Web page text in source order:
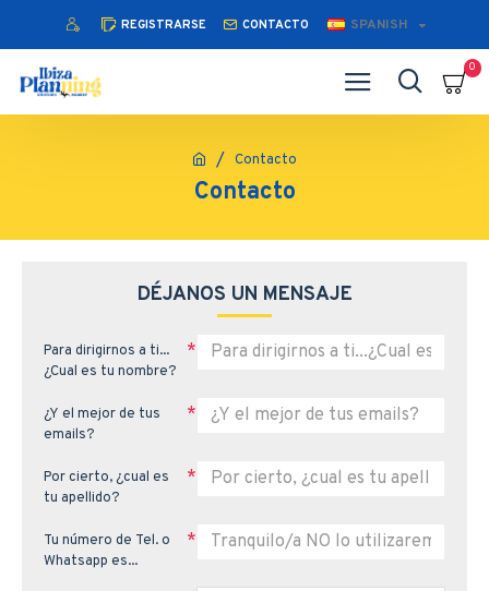
REGISTRARSE CONTACTO SPANISH
0
Contacto
Contacto
DÉJANOS UN MENSAJE
Para dirigirnos a ti...
¿Cual es tu nombre?
¿Y el mejor de tus
emails?
Por cierto, ¿cual es
tu apellido?
Tu número de Tel. o
Whatsapp es...